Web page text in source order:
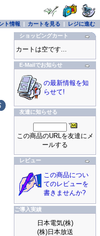
ト情報 | カートを見る | レジに進む
ショッピングカート
カートは空です...
E-Mailでお知らせ
の最新情報を知
らせて!
友達に知らせる
この商品のURLを友達にメ
ールする
レビュー
この商品につい
てのレビューを
書きませんか?
ご導入実績
日本電気(株)
(株)日本放送